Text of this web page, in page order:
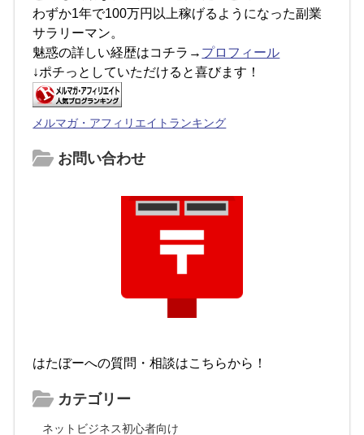
わずか1年で100万円以上稼げるようになった副業
サラリーマン。
魅惑の詳しい経歴はコチラ→ プロフィール
↓ポチっとしていただけると喜びます！
メルマガ・アフィリエイトランキング
お問い合わせ
はたぼーへの質問・相談はこちらから！
カテゴリー
ネットビジネス初心者向け